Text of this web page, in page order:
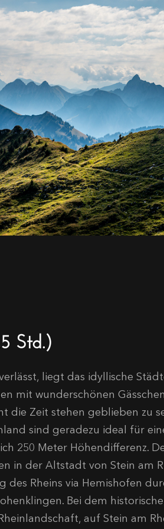
Std.)
liegt das idyllische
mit wunderschönen
die Zeit stehen geblieben zu
sind geradezu ideal für
250 Meter Höhendifferenz.
in der Altstadt von Stein am
Rheins via Hemishofen
Bei dem
auf Stein am